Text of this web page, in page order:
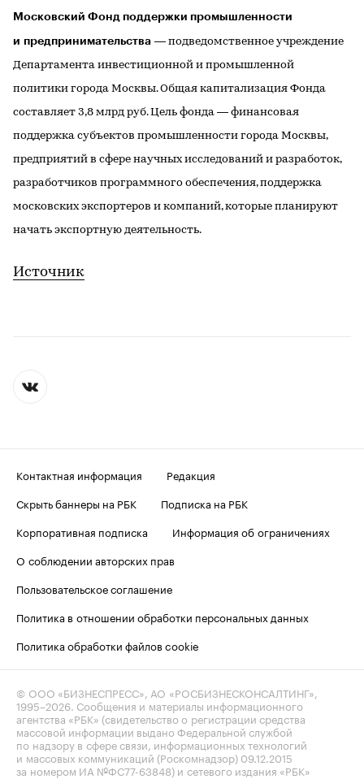
Московский Фонд поддержки промышленности
и предпринимательства — подведомственное учреждение
Департамента инвестиционной и промышленной
политики города Москвы. Общая капитализация Фонда
составляет 3,8 млрд руб. Цель фонда — финансовая
поддержка субъектов промышленности города Москвы,
предприятий в сфере научных исследований и разработок,
разработчиков программного обеспечения, поддержка
московских экспортеров и компаний, которые планируют
начать экспортную деятельность.
Источник
Контактная информация
Редакция
Скрыть баннеры на РБК
Подписка на РБК
Корпоративная подписка
Информация об ограничениях
О соблюдении авторских прав
Пользовательское соглашение
Политика в отношении обработки персональных данных
Политика обработки файлов cookie
© ООО «БИЗНЕСПРЕСС», АО «РОСБИЗНЕСКОНСАЛТИНГ»,
1995–2026. Сообщения и материалы информационного
агентства «РБК» (свидетельство о регистрации средства
массовой информации выдано Федеральной службой
по надзору в сфере связи, информационных технологий
и массовых коммуникаций (Роскомнадзор) 09.12.2015
за номером ИА №ФС77-63848) и сетевого издания «РБК»